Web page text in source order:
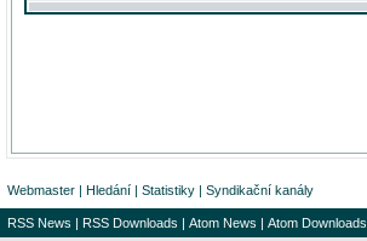
Webmaster | Hledání | Statistiky | Syndikační kanály
RSS News | RSS Downloads | Atom News | Atom Downloads